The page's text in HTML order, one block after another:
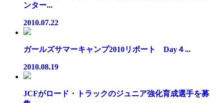
ンター...
2010.07.22
ガールズサマーキャンプ2010リポート Day４...
2010.08.19
JCFがロード・トラックのジュニア強化育成選手を募